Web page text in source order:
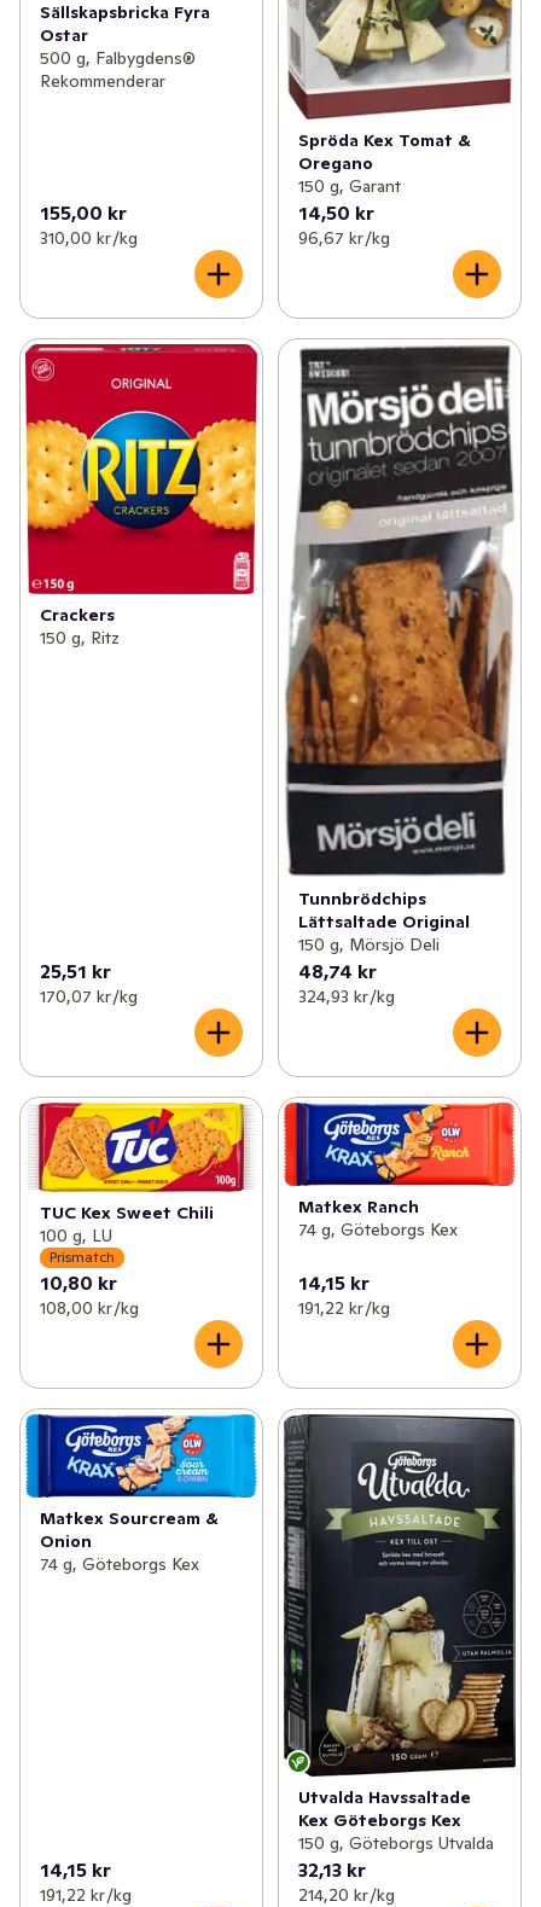
Sällskapsbricka Fyra
Ostar
500 g, Falbygdens®
Rekommenderar
155,00 kr
310,00 kr /kg
Spröda Kex Tomat &
Oregano
150 g, Garant
14,50 kr
96,67 kr /kg
Crackers
150 g, Ritz
25,51 kr
170,07 kr /kg
Tunnbrödchips
Lättsaltade Original
150 g, Mörsjö Deli
48,74 kr
324,93 kr /kg
TUC Kex Sweet Chili
100 g, LU
Prismatch
10,80 kr
108,00 kr /kg
Matkex Ranch
74 g, Göteborgs Kex
14,15 kr
191,22 kr /kg
Matkex Sourcream &
Onion
74 g, Göteborgs Kex
14,15 kr
191,22 kr /kg
Utvalda Havssaltade
Kex Göteborgs Kex
150 g, Göteborgs Utvalda
32,13 kr
214,20 kr /kg